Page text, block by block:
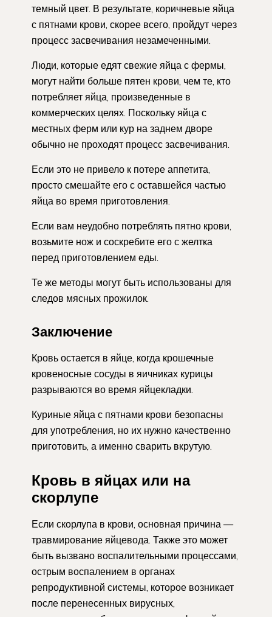
темный цвет. В результате, коричневые яйца
с пятнами крови, скорее всего, пройдут через
процесс засвечивания незамеченными.
Люди, которые едят свежие яйца с фермы,
могут найти больше пятен крови, чем те, кто
потребляет яйца, произведенные в
коммерческих целях. Поскольку яйца с
местных ферм или кур на заднем дворе
обычно не проходят процесс засвечивания.
Если это не привело к потере аппетита,
просто смешайте его с оставшейся частью
яйца во время приготовления.
Если вам неудобно потреблять пятно крови,
возьмите нож и соскребите его с желтка
перед приготовлением еды.
Те же методы могут быть использованы для
следов мясных прожилок.
Заключение
Кровь остается в яйце, когда крошечные
кровеносные сосуды в яичниках курицы
разрываются во время яйцекладки.
Куриные яйца с пятнами крови безопасны
для употребления, но их нужно качественно
приготовить, а именно сварить вкрутую.
Кровь в яйцах или на
скорлупе
Если скорлупа в крови, основная причина —
травмирование яйцевода. Также это может
быть вызвано воспалительными процессами,
острым воспалением в органах
репродуктивной системы, которое возникает
после перенесенных вирусных,